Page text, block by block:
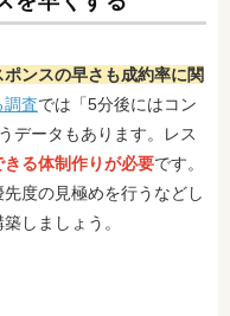
ンスの早さも成約率に関
調査では「5分後にはコン
データもあります。レス
る体制作りが必要です。
度の見極めを行うなどし
しましょう。